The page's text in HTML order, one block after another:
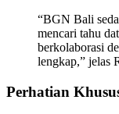
“BGN Bali
mencari tahu
berkolaborasi
lengkap,” jelas
Perhatian